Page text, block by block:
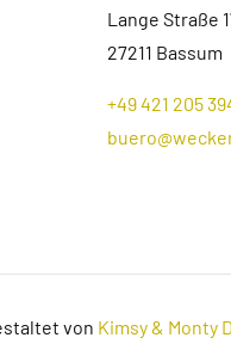
Lange Straße
27211 Bassum
+49 421 205
von Kimsy & Monty